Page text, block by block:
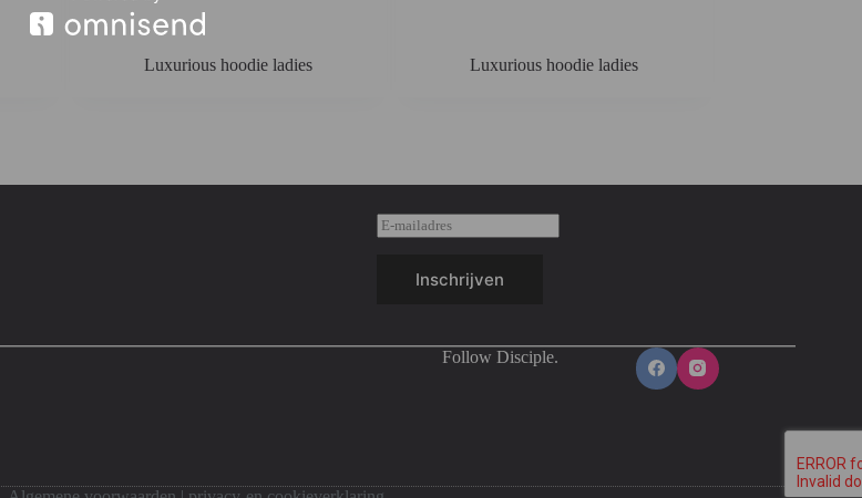
Luxurious hoodie ladies Luxurious hoodie ladies
Inschrijven
Follow Disciple.